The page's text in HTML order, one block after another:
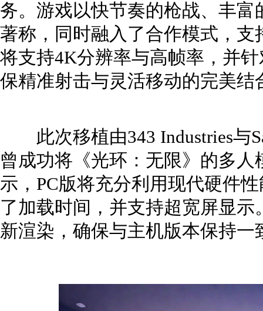
务。游戏以快节奏的枪战、丰
著称，同时融入了合作模式，
将支持4K分辨率与高帧率，并
保精准射击与灵活移动的完美结
此次移植由343 Industries与
曾成功将《光环：无限》的多
示，PC版将充分利用现代硬件
了加载时间，并支持超宽屏显
新渲染，确保与主机版本保持一